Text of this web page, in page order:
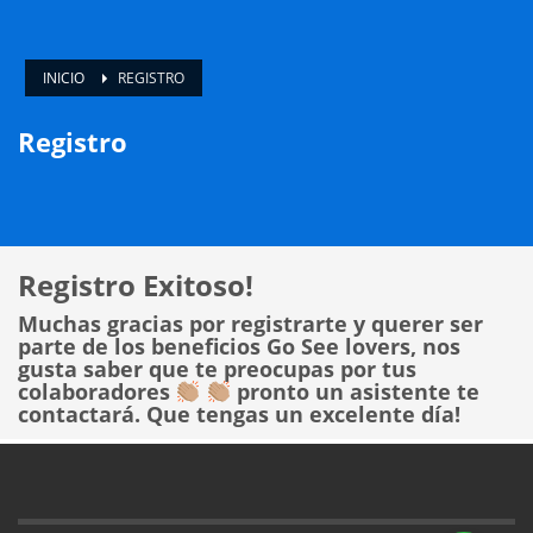
INICIO REGISTRO
Registro
Registro Exitoso!
Muchas gracias por registrarte y querer ser
parte de los beneficios Go See lovers, nos
gusta saber que te preocupas por tus
colaboradores
pronto un asistente te
contactará. Que tengas un excelente día!